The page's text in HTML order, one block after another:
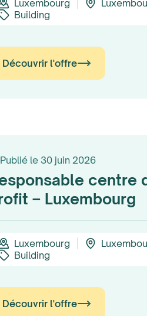
Luxembourg
Building
Découvrir l'offre
Publié le 30 juin 2026
centre
– Luxembourg
Luxembourg
Building
Découvrir l'offre